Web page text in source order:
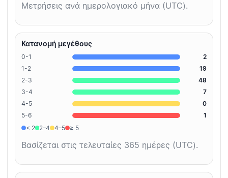
Μετρήσεις ανά ημερολογιακό μήνα (UTC).
Κατανομή μεγέθους
0-1
2
1-2
19
2-3
48
3-4
7
4-5
0
5-6
1
< 2
2–4 4–5 ≥ 5
Βασίζεται στις τελευταίες 365 ημέρες (UTC).